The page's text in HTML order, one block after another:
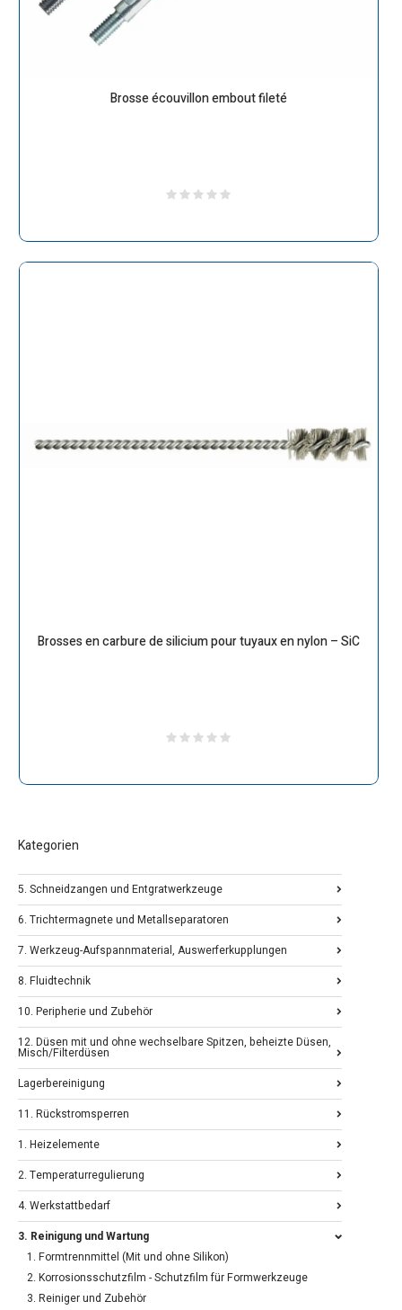
Brosse écouvillon embout fileté
Brosses en carbure de silicium pour tuyaux en nylon – SiC
Kategorien
5. Schneidzangen und Entgratwerkzeuge
6. Trichtermagnete und Metallseparatoren
7. Werkzeug-Aufspannmaterial, Auswerferkupplungen
8. Fluidtechnik
10. Peripherie und Zubehör
12. Düsen mit und ohne wechselbare Spitzen, beheizte Düsen,
Misch/Filterdüsen
Lagerbereinigung
11. Rückstromsperren
1. Heizelemente
2. Temperaturregulierung
4. Werkstattbedarf
3. Reinigung und Wartung
1. Formtrennmittel (Mit und ohne Silikon)
2. Korrosionsschutzfilm - Schutzfilm für Formwerkzeuge
3. Reiniger und Zubehör